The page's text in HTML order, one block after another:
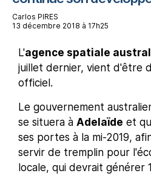
Carlos PIRES
13 décembre 2018 à 17h25
L'agence spatiale
juillet dernier, vient d'être
officiel.
Le gouvernement
se situera à Adelaïde et
ses portes à la mi-2019,
servir de tremplin pour
locale, qui devrait générer